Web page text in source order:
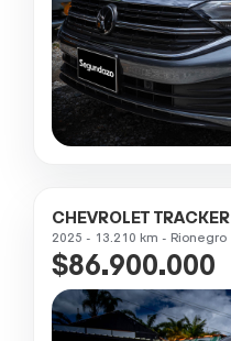
CHEVROLET TRACKER
2025 - 13.210 km - Rionegro
$86.900.000